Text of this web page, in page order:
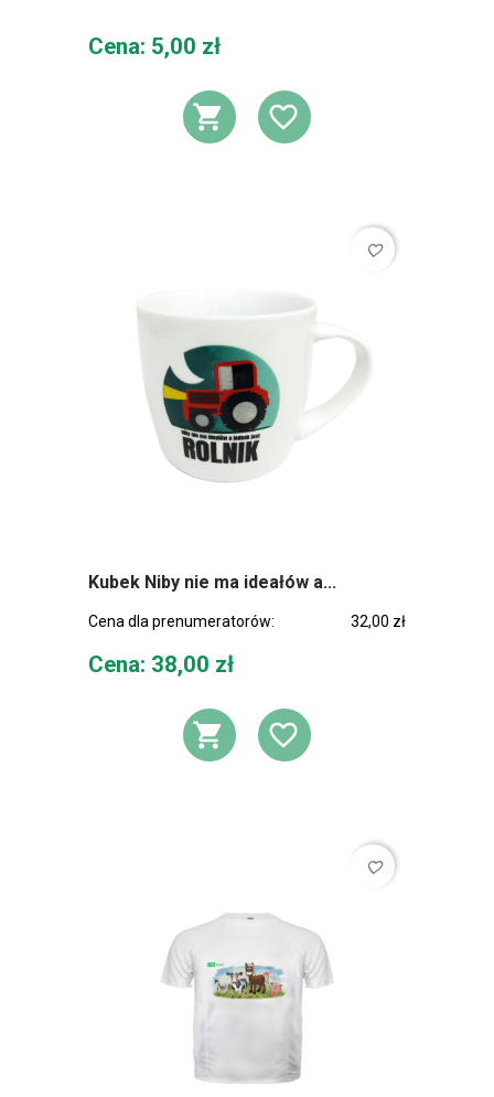
Cena
Cena: 5,00 zł
DODAJ DO
DODAJ DO
favorite_border
Kubek Niby nie ma ideałów a...
Cena dla prenumeratorów: 32,00 zł
Cena
Cena: 38,00 zł
DODAJ DO
DODAJ DO
favorite_border